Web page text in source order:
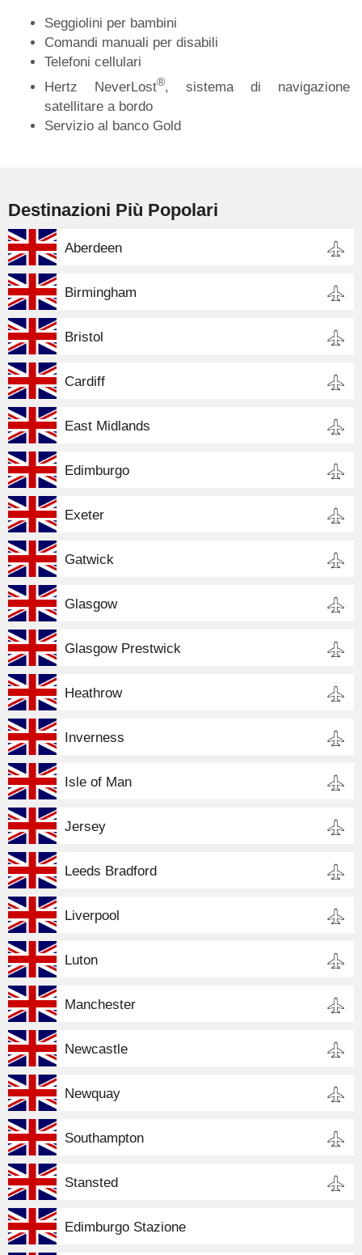
Seggiolini per bambini
Comandi manuali per disabili
Telefoni cellulari
Hertz NeverLost®, sistema di navigazione
satellitare a bordo
Servizio al banco Gold
Destinazioni Più Popolari
Aberdeen
Birmingham
Bristol
Cardiff
East Midlands
Edimburgo
Exeter
Gatwick
Glasgow
Glasgow Prestwick
Heathrow
Inverness
Isle of Man
Jersey
Leeds Bradford
Liverpool
Luton
Manchester
Newcastle
Newquay
Southampton
Stansted
Edimburgo Stazione